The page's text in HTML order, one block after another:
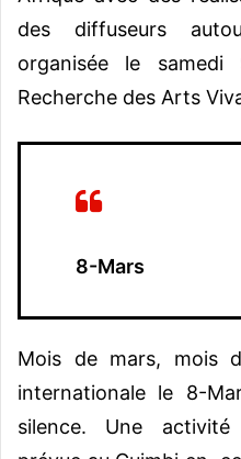
des diffuseurs
organisée le
Recherche des Arts
8-Mars
Mois de mars, mois
internationale le 8-
silence. Une